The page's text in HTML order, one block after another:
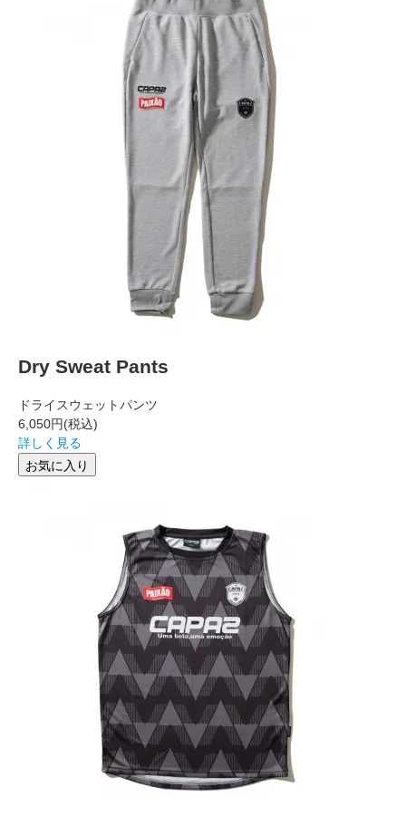
Dry Sweat Pants
ドライスウェットパンツ
6,050円(税込)
詳しく見る
お気に入り